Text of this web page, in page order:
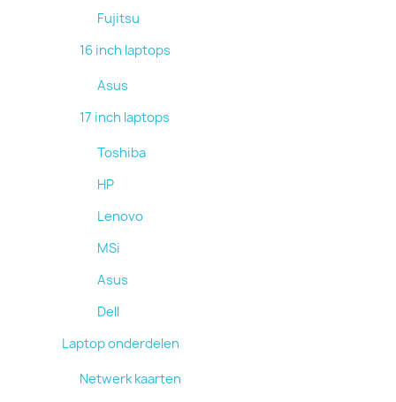
Fujitsu
16 inch laptops
Asus
17 inch laptops
Toshiba
HP
Lenovo
MSi
Asus
Dell
Laptop onderdelen
Netwerk kaarten